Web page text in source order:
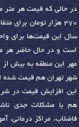
سال این قیمت‌ها برای
است و در حال حاضر هر
شهر تهران هم قیمت شده
این افزایش قیمت در
هم با مشکلات جدی
فاضلاب، مراکز درمانی،